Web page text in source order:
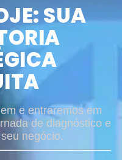
SUA
e entraremos em
de diagnóstico e
negócio.